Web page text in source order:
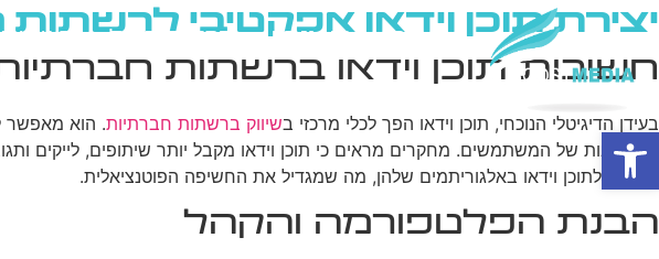
פתח סרגל נגישות
בית מי אנחנו פרסום בגוגל רשתות
יצירת תוכן וידאו אפקטיבי
חשיבות תוכן וידאו ברשתות
בעידן הדיגיטלי הנוכחי, תוכן וידאו הפך לכלי מרכזי בשיווק ברשתות חברתיות. הוא מאפשר
המעורבות של המשתמשים. מחקרים מראים כי תוכן וידאו מקבל יותר שיתופים, לייקים
עדיפות לתוכן וידאו באלגוריתמים שלהן, מה שמגדיל את החשיפה הפוטנציאלית.
הבנת הפלטפורמה והקהל